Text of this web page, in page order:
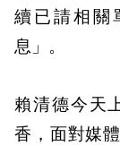
續已請相關
息」。
賴清德今天
香，面對媒